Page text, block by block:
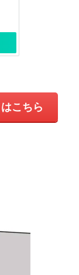
こちら